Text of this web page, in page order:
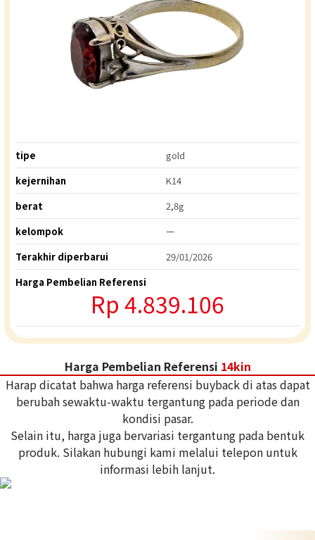
tipe
gold
kejernihan
K14
berat
2,8g
kelompok
ー
Terakhir diperbarui
29/01/2026
Harga Pembelian Referensi
Rp 4.839.106
Harga Pembelian Referensi 14kin
Harap dicatat bahwa harga referensi buyback di atas dapat
berubah sewaktu-waktu tergantung pada periode dan
kondisi pasar.
Selain itu, harga juga bervariasi tergantung pada bentuk
produk. Silakan hubungi kami melalui telepon untuk
informasi lebih lanjut.